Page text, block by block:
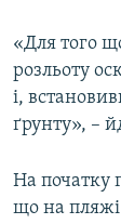
«Для того
розльоту
і,
ґрунту», –
На початку
що на пляжі